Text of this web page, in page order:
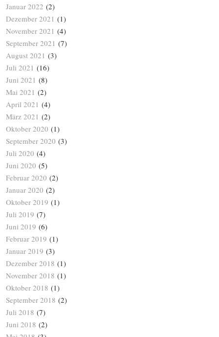
Januar 2022 (2)
Dezember 2021 (1)
November 2021 (4)
September 2021 (7)
August 2021 (3)
Juli 2021 (16)
Juni 2021 (8)
Mai 2021 (2)
April 2021 (4)
März 2021 (2)
Oktober 2020 (1)
September 2020 (3)
Juli 2020 (4)
Juni 2020 (5)
Februar 2020 (2)
Januar 2020 (2)
Oktober 2019 (1)
Juli 2019 (7)
Juni 2019 (6)
Februar 2019 (1)
Januar 2019 (3)
Dezember 2018 (1)
November 2018 (1)
Oktober 2018 (1)
September 2018 (2)
Juli 2018 (7)
Juni 2018 (2)